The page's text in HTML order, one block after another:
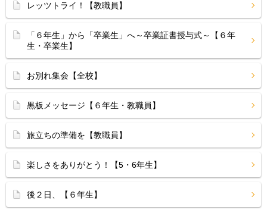
レッツトライ！【教職員】
「６年生」から「卒業生」へ～卒業証書授与式～【６年
生・卒業生】
お別れ集会【全校】
黒板メッセージ【６年生・教職員】
旅立ちの準備を【教職員】
楽しさをありがとう！【5・6年生】
後２日、【６年生】